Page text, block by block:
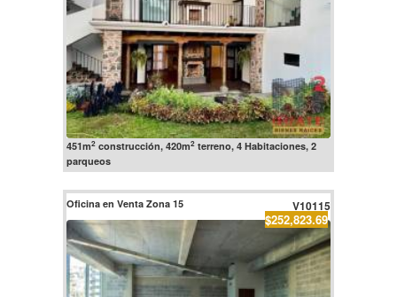
451m2construcción, 420m2terreno, 4 Habitaciones, 2
parqueos
Oficina en Venta Zona 15 V10115
$252,823.69